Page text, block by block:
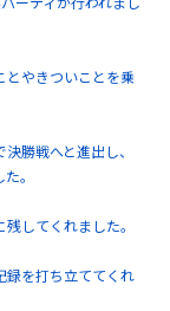
とやきついことを乗
勝戦へと進出し、
。
してくれました。
録を打ち立ててくれ